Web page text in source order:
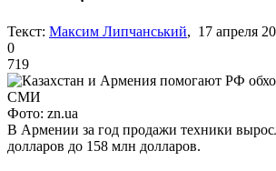
Текст: Максим Липчанський, 17 апреля
0
719
Фото: zn.ua
В Армении за год продажи техники
долларов до 158 млн долларов.